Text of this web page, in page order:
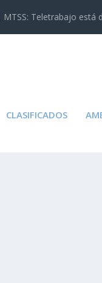
MTSS: Teletrabajo está
CLASIFICADOS